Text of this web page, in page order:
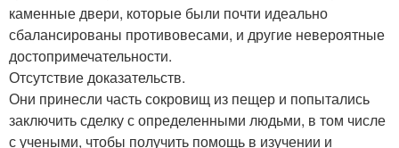
каменные двери, которые были почти идеально
сбалансированы противовесами, и другие невероятные
достопримечательности.
Отсутствие доказательств.
Они принесли часть сокровищ из пещер и попытались
заключить сделку с определенными людьми, в том числе
с учеными, чтобы получить помощь в изучении и